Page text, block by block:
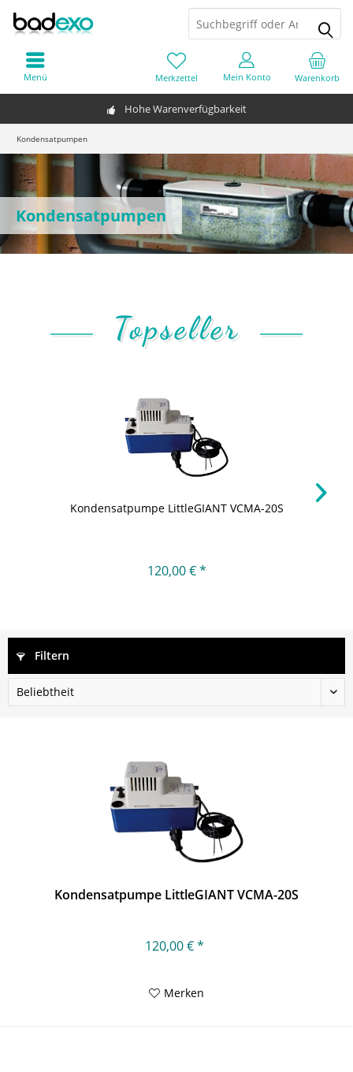
Hohe Warenverfügbarkeit
Warenkorb
Merkzettel Mein Konto
Menü
Kondensatpumpen
Kondensatpumpen
Topseller
Kondensatpumpe LittleGIANT VCMA-20S
120,00 € *
Filtern
Kondensatpumpe LittleGIANT VCMA-20S
120,00 € *
Merken